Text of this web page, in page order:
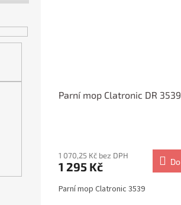
Parní mop Clatronic DR 3539
1 070,25 Kč bez DPH
1 295 Kč
Parní mop Clatronic 3539